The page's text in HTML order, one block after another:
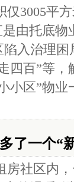
仅3005平
由托底物
入治理
四百”等
小区”物
了一个“
社区内